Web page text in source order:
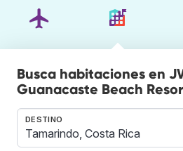
Busca habitaciones en
Guanacaste Beach
DESTINO